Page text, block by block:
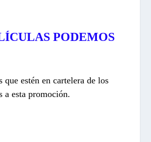
PODEMOS
que estén en cartelera de los
a esta promoción.